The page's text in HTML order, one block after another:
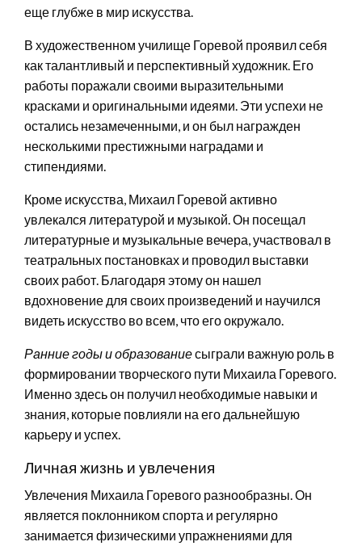
еще глубже в мир искусства.
В художественном училище Горевой проявил себя
как талантливый и перспективный художник. Его
работы поражали своими выразительными
красками и оригинальными идеями. Эти успехи не
остались незамеченными, и он был награжден
несколькими престижными наградами и
стипендиями.
Кроме искусства, Михаил Горевой активно
увлекался литературой и музыкой. Он посещал
литературные и музыкальные вечера, участвовал в
театральных постановках и проводил выставки
своих работ. Благодаря этому он нашел
вдохновение для своих произведений и научился
видеть искусство во всем, что его окружало.
Ранние годы и образованиесыграли важную роль в
формировании творческого пути Михаила Горевого.
Именно здесь он получил необходимые навыки и
знания, которые повлияли на его дальнейшую
карьеру и успех.
Личная жизнь и увлечения
Увлечения Михаила Горевого разнообразны. Он
является поклонником спорта и регулярно
занимается физическими упражнениями для